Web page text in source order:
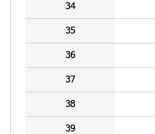
34
35
36
37
38
39